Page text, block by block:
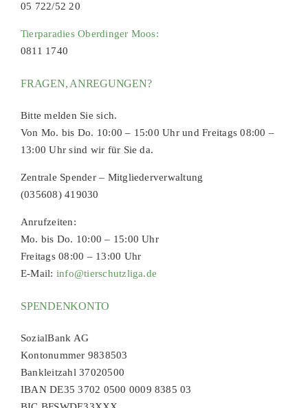
05 722/52 20
Tierparadies Oberdinger Moos:
0811 1740
FRAGEN, ANREGUNGEN?
Bitte melden Sie sich.
Von Mo. bis Do. 10:00 – 15:00 Uhr und Freitags 08:00 –
13:00 Uhr sind wir für Sie da.
Zentrale Spender – Mitgliederverwaltung
(035608) 419030
Anrufzeiten:
Mo. bis Do. 10:00 – 15:00 Uhr
Freitags 08:00 – 13:00 Uhr
E-Mail: info@tierschutzliga.de
SPENDENKONTO
SozialBank AG
Kontonummer 9838503
Bankleitzahl 37020500
IBAN DE35 3702 0500 0009 8385 03